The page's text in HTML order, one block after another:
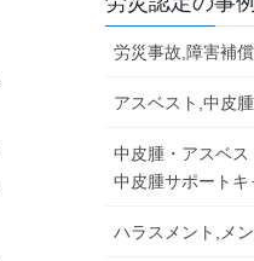
労災事故,障害補
アスベスト,中皮
中皮腫・アスベ
中皮腫サポートキ
ハラスメント,メ